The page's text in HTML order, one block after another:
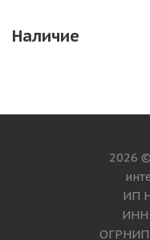
Наличие
2026
ИП
ИНН
ОГРНИП